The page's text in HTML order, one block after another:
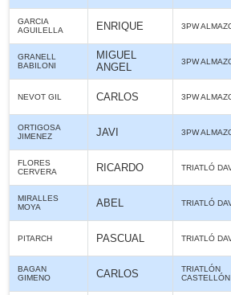
GARCIA
AGUILELLA
ENRIQUE 3PW
GRANELL
BABILONI
MIGUEL
ANGEL
3PW
NEVOT GIL CARLOS 3PW
ORTIGOSA
JIMENEZ
JAVI 3PW
FLORES
CERVERA
RICARDO TRIATLÓ
MIRALLES
MOYA
ABEL TRIATLÓ
PITARCH PASCUAL TRIATLÓ
BAGAN
GIMENO
CARLOS
TRIATLÓN
CASTELLÓN